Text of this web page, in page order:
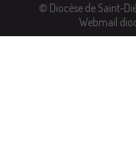
© Diocèse de Saint-
Webmail